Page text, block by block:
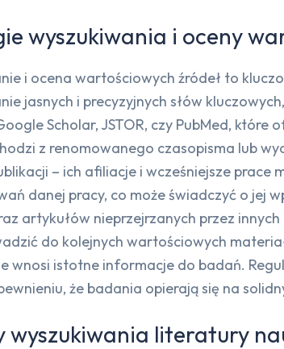
wyszukiwania i oceny
i ocena wartościowych źródeł to
jasnych i precyzyjnych słów
Scholar, JSTOR, czy PubMed,
z renomowanego czasopisma lub
– ich afiliacje i wcześniejsze
danej pracy, co może świadczyć o jej
artykułów nieprzejrzanych przez
do kolejnych wartościowych
wnosi istotne informacje do badań.
że badania opierają się na
wyszukiwania literatury